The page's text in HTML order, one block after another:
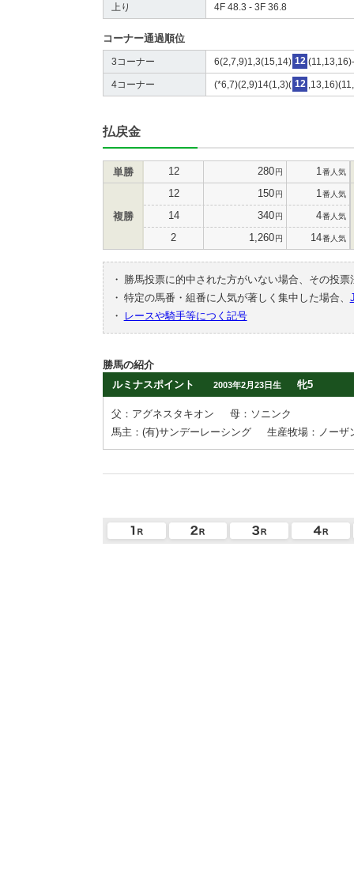
上り 4F 48.3 - 3F 36.8
コーナー通過順位
3コーナー 6(2,7,9)1,3(15,14) 12
4コーナー (*6,7)(2,9)14(1,3)( 12
払戻金
単勝 12 280円 1 番人気
複勝
12 150円 1 番人気
14 340円 4番人気
2 1,260円 14番人気
・
勝馬投票に的中された方がいない場合、その投
・ 特定の馬番・組番に人気が著しく集中した場合、
・
レースや騎手等につく記号
勝馬の紹介
ルミナスポイント
2003年2月23日生 牝5
父：アグネスタキオン
母：ソニンク
馬主：(有)サンデーレーシング
生産牧場：ノーザ